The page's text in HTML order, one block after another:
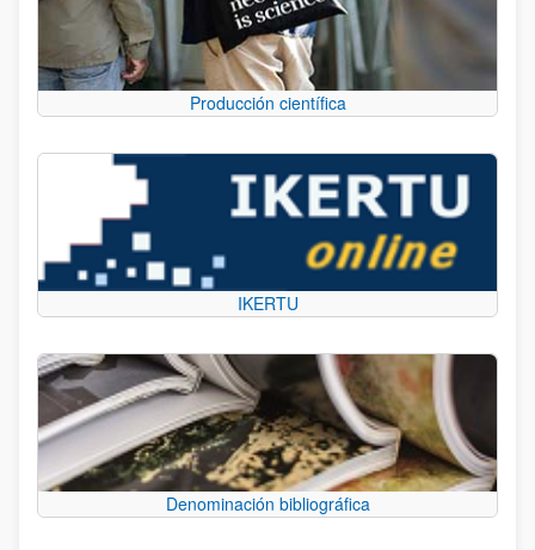
Producción científica
IKERTU
Denominación bibliográfica